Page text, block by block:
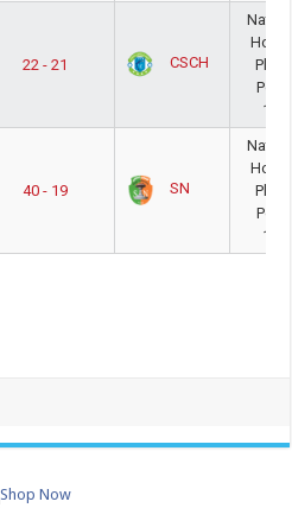
22 - 21 CSCH
18/
40 - 19 SN
18/